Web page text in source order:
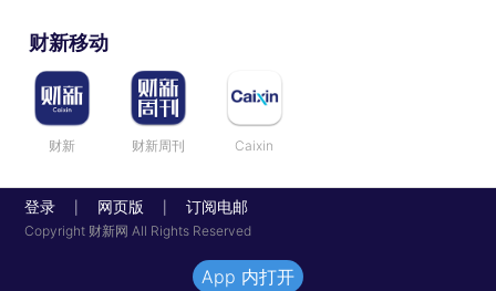
财新移动
财新 财新周刊 Caixin
登录 网页版 订阅电邮
Copyright 财新网 All Rights Reserved
App 内打开